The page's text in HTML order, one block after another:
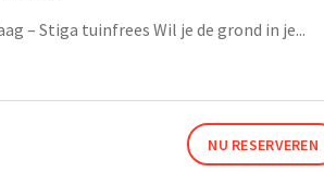
– Stiga tuinfrees Wil je de grond in je...
NU RESERVEREN